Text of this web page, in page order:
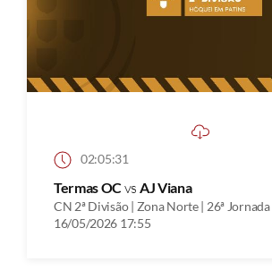
02:05:31
Termas OCvs AJ Viana
CN 2ª Divisão | Zona Norte | 26ª Jornada
16/05/2026 17:55